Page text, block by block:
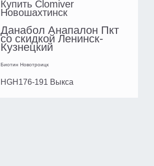
Купить Clomiver
Новошахтинск
Данабол Анапалон Пкт
со скидкой Ленинск-
Кузнецкий
Биотин Новотроицк
HGH176-191 Выкса